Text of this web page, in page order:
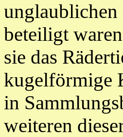
unglaublichen
beteiligt
sie das
kugelförmige
in
weiteren